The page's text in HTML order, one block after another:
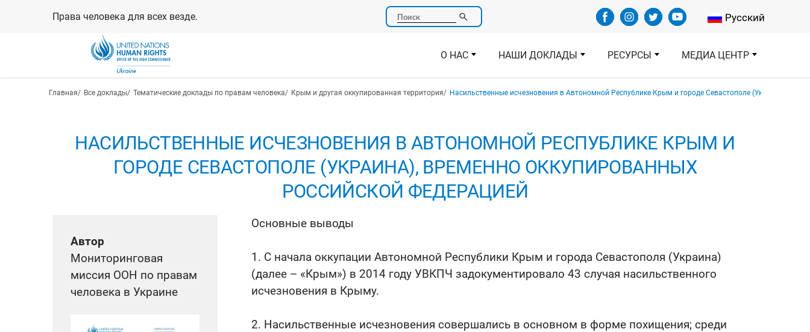
Права человека для всех везде. Поиск Select your
Русский
О НАС НАШИ ДОКЛАДЫ РЕСУРСЫ МЕДИА ЦЕНТР
Строка навигации
Главная Все доклады Тематические доклады по правам человека Крым и другая оккупированная территория Насильственные исчезновения в Автономной Республике Крым и городе Севастополе (Украина),
НАСИЛЬСТВЕННЫЕ ИСЧЕЗНОВЕНИЯ В АВТОНОМНОЙ РЕСПУБЛИКЕ КРЫМ И
ГОРОДЕ СЕВАСТОПОЛЕ (УКРАИНА), ВРЕМЕННО ОККУПИРОВАННЫХ
РОССИЙСКОЙ ФЕДЕРАЦИЕЙ
Основные выводы
1. С начала оккупации Автономной Республики Крым и города Севастополя (Украина)
(далее – «Крым») в 2014 году УВКПЧ задокументировало 43 случая насильственного
исчезновения в Крыму.
2. Насильственные исчезновения совершались в основном в форме похищения; среди
Автор
Мониторинговая
миссия ООН по правам
человека в Украине